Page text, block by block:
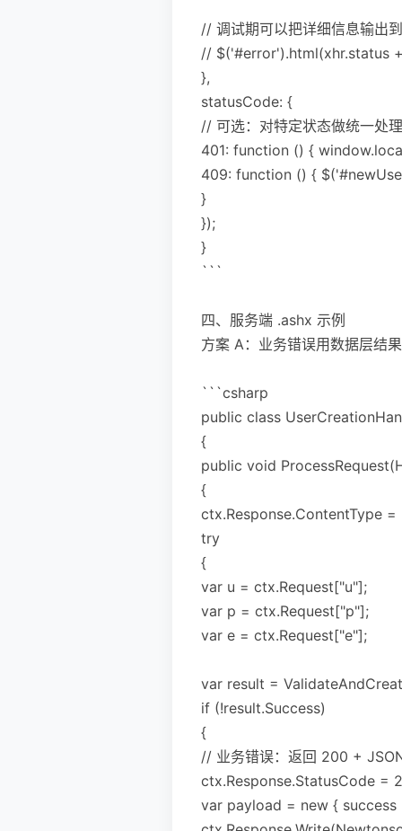
// 调试期可以把详细信息输出
// $('#error').html(xhr.status
},
statusCode: {
// 可选：对特定状态做统一处理
401: function () {
409: function () {
}
});
}
```
四、服务端 .ashx 示例
方案 A：业务错误用数据层结
```csharp
public class
{
public void
{
ctx.Response.ContentType
try
{
var u = ctx.Request["u"];
var p = ctx.Request["p"];
var e = ctx.Request["e"];
var result =
if (!result.Success)
{
// 业务错误：返回 200 +
ctx.Response.StatusCode =
var payload = new {